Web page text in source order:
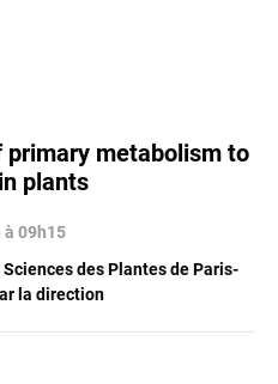
metabolism to
plants
à 09h15
des Plantes de Paris-
la direction